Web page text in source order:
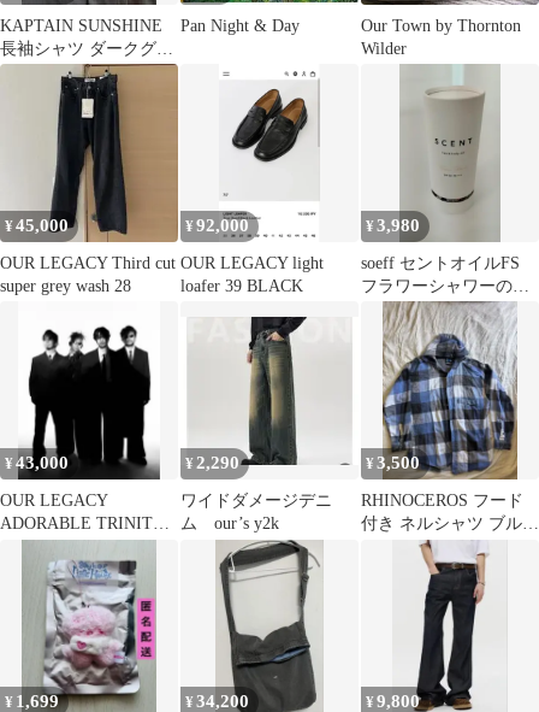
KAPTAIN SUNSHINE
長袖シャツ ダークグレ
ー OVY
Pan Night & Day
Our Town by Thornton
Wilder
¥45,000
OUR LEGACY Third cut
super grey wash 28
¥92,000
OUR LEGACY light
loafer 39 BLACK
¥3,980
soeff セントオイルFS
フラワーシャワーの香
り100ml
¥43,000
OUR LEGACY
ADORABLE TRINITY
¥2,290
ワイドダメージデニ
ム our’s y2k
¥3,500
RHINOCEROS フード
付き ネルシャツ ブルー
チェック L
¥ 1,699 ¥34,200 ¥9,800